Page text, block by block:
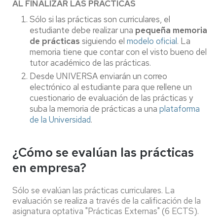
AL FINALIZAR LAS PRÁCTICAS
Sólo si las prácticas son curriculares, el
estudiante debe realizar una pequeña memoria
de prácticas siguiendo el modelo oficial. La
memoria tiene que contar con el visto bueno del
tutor académico de las prácticas.
Desde UNIVERSA enviarán un correo
electrónico al estudiante para que rellene un
cuestionario de evaluación de las prácticas y
suba la memoria de prácticas a una plataforma
de la Universidad.
¿Cómo se evalúan las prácticas
en empresa?
Sólo se evalúan las prácticas curriculares. La
evaluación se realiza a través de la calificación de la
asignatura optativa "Prácticas Externas" (6 ECTS).